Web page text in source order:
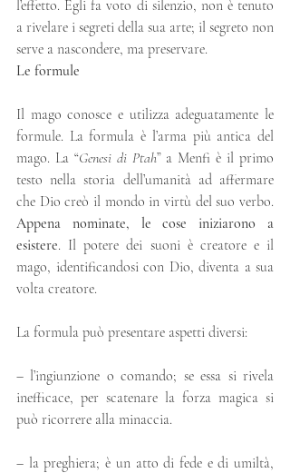
l’effetto. Egli fa voto di silenzio, non è tenuto
a rivelare i segreti della sua arte; il segreto non
serve a nascondere, ma preservare.
Le formule
Il mago conosce e utilizza adeguatamente le
formule. La formula è l’arma più antica del
mago. La “Genesi di Ptah” a Menfi è il primo
testo nella storia dell’umanità ad affermare
Appena nominate, le cose iniziarono a
esistere. Il potere dei suoni è creatore e il
mago, identificandosi con Dio, diventa a sua
volta creatore.
La formula può presentare aspetti diversi:
– l’ingiunzione o comando; se essa si rivela
inefficace, per scatenare la forza magica si
può ricorrere alla minaccia.
– la preghiera; è un atto di fede e di umiltà,